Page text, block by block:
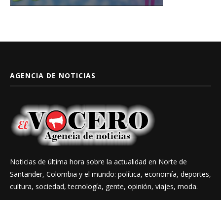
AGENCIA DE NOTICIAS
Noticias de última hora sobre la actualidad en Norte de
Santander, Colombia y el mundo: política, economía, deportes,
cultura, sociedad, tecnología, gente, opinión, viajes, moda.